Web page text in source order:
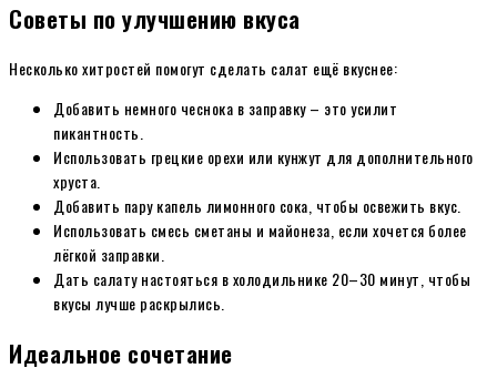
Советы по улучшению вкуса
Несколько хитростей помогут сделать салат ещё вкуснее:
Добавить немного чеснока в заправку – это усилит
пикантность.
Использовать грецкие орехи или кунжут для дополнительного
хруста.
Добавить пару капель лимонного сока, чтобы освежить вкус.
Использовать смесь сметаны и майонеза, если хочется более
лёгкой заправки.
Дать салату настояться в холодильнике 20–30 минут, чтобы
вкусы лучше раскрылись.
Идеальное сочетание